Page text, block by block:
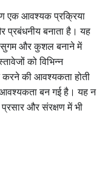
एक आवश्यक प्रक्रिया
प्रबंधनीय बनाता है। यह
सुगम और कुशल बनाने में
को विभिन्न
करने की आवश्यकता होती
आवश्यकता बन गई है। यह न
और संरक्षण में भी